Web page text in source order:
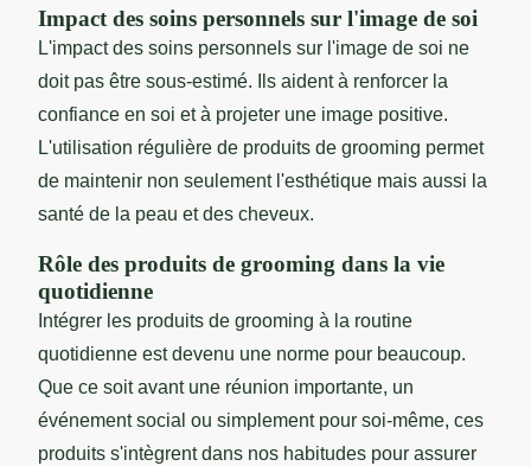
Impact des soins personnels sur l'image de soi
L'impact des soins personnels sur l'image de soi ne
doit pas être sous-estimé. Ils aident à renforcer la
confiance en soi et à projeter une image positive.
L'utilisation régulière de produits de grooming permet
de maintenir non seulement l'esthétique mais aussi la
santé de la peau et des cheveux.
Rôle des produits de grooming dans la vie
quotidienne
Intégrer les produits de grooming à la routine
quotidienne est devenu une norme pour beaucoup.
Que ce soit avant une réunion importante, un
événement social ou simplement pour soi-même, ces
produits s'intègrent dans nos habitudes pour assurer